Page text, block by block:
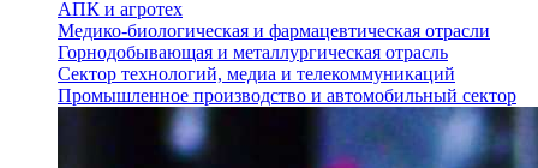
АПК и агротех
Медико-биологическая и фармацевтическая отрасли
Горнодобывающая и металлургическая отрасль
Сектор технологий, медиа и телекоммуникаций
Промышленное производство и автомобильный сектор